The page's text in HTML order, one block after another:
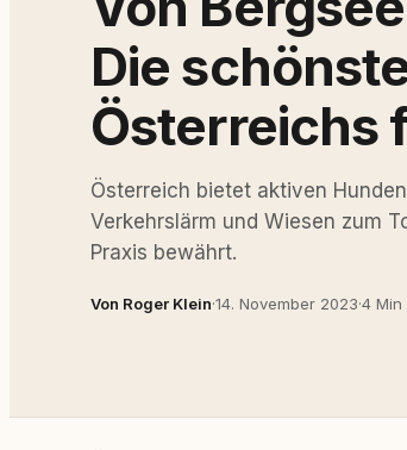
Die
Österreichs
Österreich bietet aktiven
Verkehrslärm und Wiesen zum
Praxis bewährt.
Von Roger Klein·14. November 2023·4 Min